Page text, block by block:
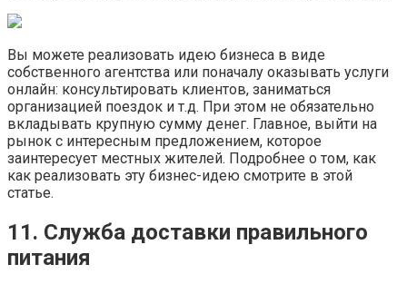
Вы можете реализовать идею бизнеса в виде
собственного агентства или поначалу оказывать услуги
онлайн: консультировать клиентов, заниматься
организацией поездок и т.д. При этом не обязательно
вкладывать крупную сумму денег. Главное, выйти на
рынок с интересным предложением, которое
заинтересует местных жителей. Подробнее о том, как
как реализовать эту бизнес-идею смотрите в этой
статье.
11. Служба доставки правильного
питания